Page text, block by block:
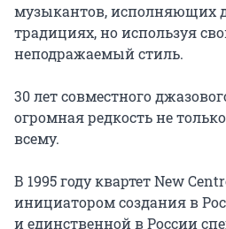
музыкантов, исполняющих
традициях, но используя
неподражаемый стиль.
30 лет совместного
огромная редкость не
всему.
В 1995 году квартет New
инициатором создания в
и единственной в России